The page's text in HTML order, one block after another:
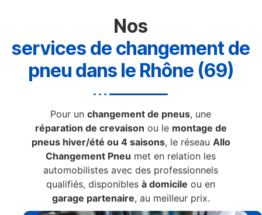
Nos
services de changement de
pneu dans le Rhône (69)
Pour unchangement de pneus, une
réparation de crevaison ou le montage de
pneus hiver/été ou 4 saisons, le réseau Allo
Changement Pneu met en relation les
automobilistes avec des professionnels
qualifiés, disponiblesà domicile ou en
garage partenaire, au meilleur prix.